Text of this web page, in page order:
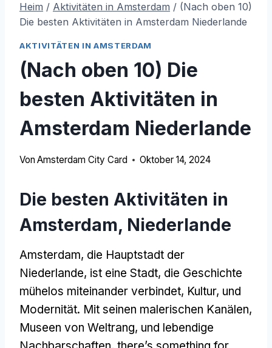
Heim / Aktivitäten in Amsterdam / (Nach oben 10)
Die besten Aktivitäten in Amsterdam Niederlande
AKTIVITÄTEN IN AMSTERDAM
(Nach oben 10) Die
besten Aktivitäten in
Amsterdam Niederlande
Von Amsterdam City Card Oktober 14, 2024
Die besten Aktivitäten in
Amsterdam, Niederlande
Amsterdam, die Hauptstadt der
Niederlande, ist eine Stadt, die Geschichte
mühelos miteinander verbindet, Kultur, und
Modernität. Mit seinen malerischen Kanälen,
Museen von Weltrang, und lebendige